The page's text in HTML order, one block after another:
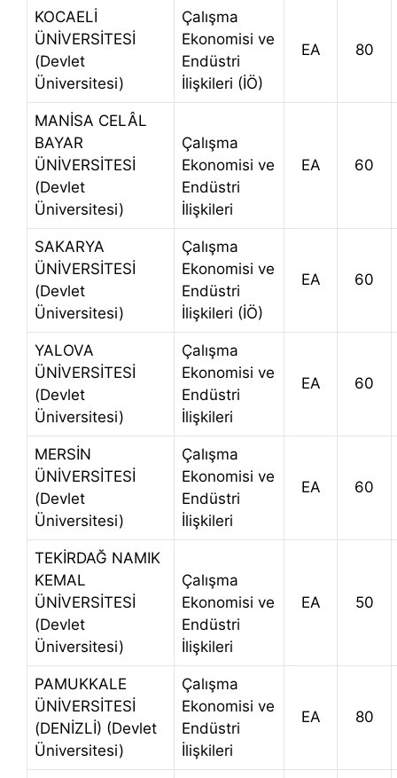
KOCAELİ
ÜNİVERSİTESİ
(Devlet
Üniversitesi)
Çalışma
Ekonomisi ve
Endüstri
İlişkileri (İÖ)
EA 80
MANİSA CELÂL
BAYAR
ÜNİVERSİTESİ
(Devlet
Üniversitesi)
Çalışma
Ekonomisi ve
Endüstri
İlişkileri
EA 60
SAKARYA
ÜNİVERSİTESİ
(Devlet
Üniversitesi)
Çalışma
Ekonomisi ve
Endüstri
İlişkileri (İÖ)
EA 60
YALOVA
ÜNİVERSİTESİ
(Devlet
Üniversitesi)
Çalışma
Ekonomisi ve
Endüstri
İlişkileri
EA 60
MERSİN
ÜNİVERSİTESİ
(Devlet
Üniversitesi)
Çalışma
Ekonomisi ve
Endüstri
İlişkileri
EA 60
TEKİRDAĞ NAMIK
KEMAL
ÜNİVERSİTESİ
(Devlet
Üniversitesi)
Çalışma
Ekonomisi ve
Endüstri
İlişkileri
EA 50
PAMUKKALE
ÜNİVERSİTESİ
(DENİZLİ) (Devlet
Üniversitesi)
Çalışma
Ekonomisi ve
Endüstri
İlişkileri
EA 80